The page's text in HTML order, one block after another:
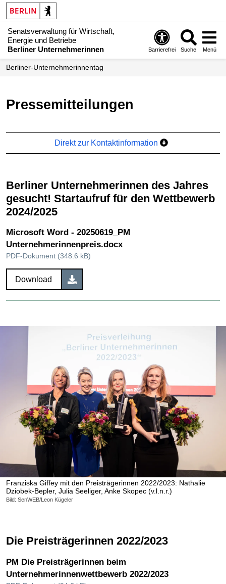
Senatsverwaltung für Wirtschaft,
Energie und Betriebe
Berliner Unternehmerinnen
Barrierefrei Suche Menü
Berliner-Unternehmerinnentag
Pressemitteilungen
Direkt zur Kontaktinformation
Berliner Unternehmerinnen des Jahres
gesucht! Startaufruf für den Wettbewerb
2024/2025
Microsoft Word - 20250619_PM
Unternehmerinnenpreis.docx
PDF-Dokument (348.6 kB)
Download
Franziska Giffey mit den Preisträgerinnen 2022/2023: Nathalie
Dziobek-Bepler, Julia Seeliger, Anke Skopec (v.l.n.r.)
Bild: SenWEB/Leon Kügeler
Die Preisträgerinnen 2022/2023
PM Die Preisträgerinnen beim
Unternehmerinnenwettbewerb 2022/2023